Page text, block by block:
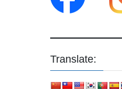
Translate: